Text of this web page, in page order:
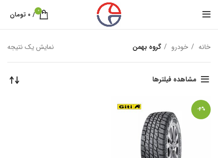
0
/ ۰ تومان
خانه خودرو گروه بهمن نمایش یک نتیجه
مشاهده فیلترها
-4%